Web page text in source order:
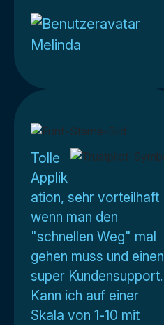
Melinda
Tolle
Applik
ation, sehr vorteilhaft
wenn man den
"schnellen Weg" mal
gehen muss und einen
super Kundensupport.
Kann ich auf einer
Skala von 1-10 mit